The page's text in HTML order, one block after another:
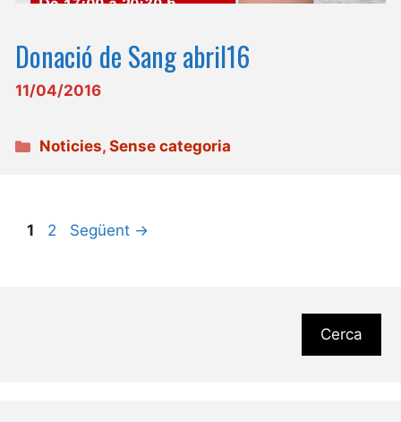
Donació de Sang abril16
11/04/2016
Categories
Noticies,Sense categoria
Pàgina
1 Pàgina
2 Següent →
Cerca